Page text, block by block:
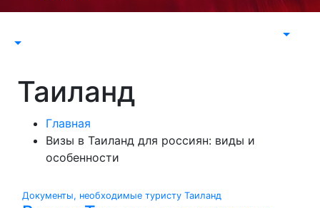
Таиланд
Главная
Визы в Таиланд для россиян: виды и
особенности
Документы, необходимые туристу Таиланд